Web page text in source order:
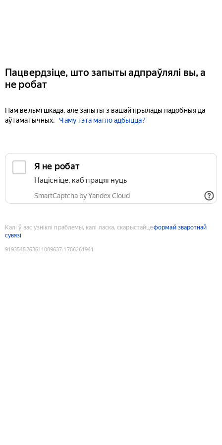
Пацвердзіце, што запыты адпраўлялі вы, а
не робат
Нам вельмі шкада, але запыты з вашай прылады падобныя да
аўтаматычных.
Чаму гэта магло адбыцца?
Я не робат
Націсніце, каб працягнуць
SmartCaptcha by Yandex Cloud
Калі ў вас узніклі праблемы, калі ласка, скарыстайцеформай зваротнай
сувязі
9193545263611009637:1786261941